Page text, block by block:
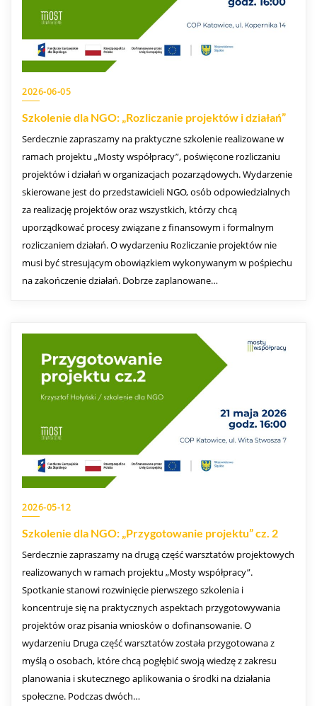
2026-06-05
Szkolenie dla NGO: „Rozliczanie projektów i działań”
Serdecznie zapraszamy na praktyczne szkolenie realizowane w
ramach projektu „Mosty współpracy”, poświęcone rozliczaniu
projektów i działań w organizacjach pozarządowych. Wydarzenie
skierowane jest do przedstawicieli NGO, osób odpowiedzialnych
za realizację projektów oraz wszystkich, którzy chcą
uporządkować procesy związane z finansowym i formalnym
rozliczaniem działań. O wydarzeniu Rozliczanie projektów nie
musi być stresującym obowiązkiem wykonywanym w pośpiechu
na zakończenie działań. Dobrze zaplanowane…
2026-05-12
Szkolenie dla NGO: „Przygotowanie projektu” cz. 2
Serdecznie zapraszamy na drugą część warsztatów projektowych
realizowanych w ramach projektu „Mosty współpracy”.
Spotkanie stanowi rozwinięcie pierwszego szkolenia i
koncentruje się na praktycznych aspektach przygotowywania
projektów oraz pisania wniosków o dofinansowanie. O
wydarzeniu Druga część warsztatów została przygotowana z
myślą o osobach, które chcą pogłębić swoją wiedzę z zakresu
planowania i skutecznego aplikowania o środki na działania
społeczne. Podczas dwóch…